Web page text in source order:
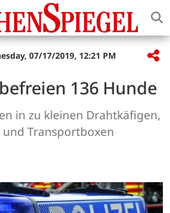
07/17/2019, 12:21 PM
136 Hunde
in zu kleinen Drahtkäfigen,
und Transportboxen